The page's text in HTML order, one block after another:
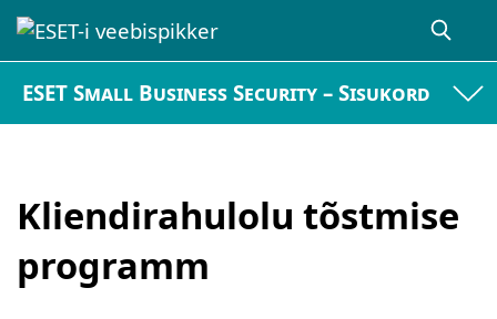
ESET Small Business Security – Sisukord
Kliendirahulolu tõstmise
programm